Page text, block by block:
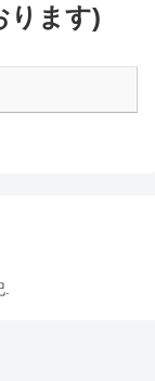
ります)